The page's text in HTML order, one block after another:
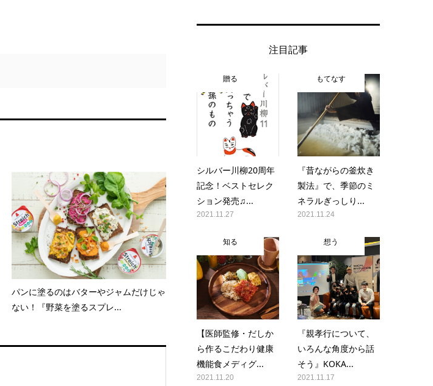
パンに塗るのはバターやジャムだけじゃ
ない！『野菜を塗るスプレ...
注目記事
贈る
シルバー川柳20周年
記念！ベストセレク
ション発売♫...
2021.11.27
もてなす
『昔ながらの釜炊き
製法』で、季節のミ
ネラルぎっしり...
2021.11.24
知る
【医師監修・だしか
ら作るこだわり健康
機能食メディグ...
2021.11.20
想う
『親孝行について、
いろんな角度から話
そう』KOKA...
2021.11.17